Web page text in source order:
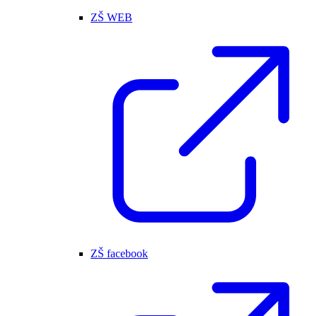
ZŠ WEB
ZŠ facebook